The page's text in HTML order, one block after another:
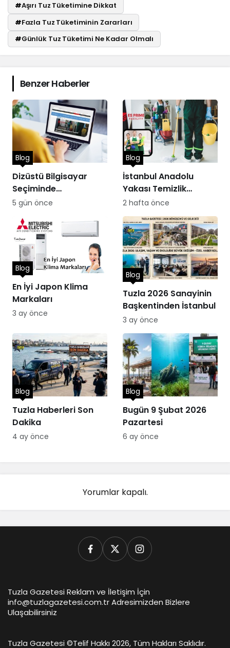
#Aşırı Tuz Tüketimine Dikkat
#Fazla Tuz Tüketiminin Zararları
#Günlük Tuz Tüketimi Ne Kadar Olmalı
Benzer Haberler
Dizüstü Bilgisayar
Seçiminde
Performans
Blog
5 gün önce
İstanbul Anadolu
Yakası Temizlik
Hizmetleri
Blog
2 hafta önce
En İyi Japon Klima
Markaları
Blog
3 ay önce
Tuzla 2026 Sanayinin
Başkentinden İstanbul
Blog
3 ay önce
Tuzla Haberleri Son
Dakika
Blog
4 ay önce
Bugün 9 Şubat 2026
Pazartesi
Blog
6 ay önce
Yorumlar kapalı.
Tuzla Gazetesi Reklam ve İletişim İçin
info@tuzlagazetesi.com.tr Adresimizden Bizlere
Ulaşabilirsiniz
Tuzla Gazetesi ©Telif Hakkı 2026, Tüm Hakları Saklıdır.